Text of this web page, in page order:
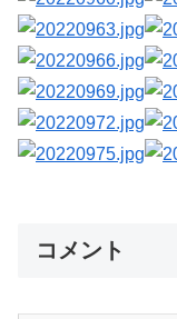
コメント